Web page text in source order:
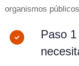
organismos
Paso